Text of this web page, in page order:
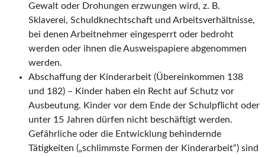
Gewalt oder Drohungen erzwungen wird, z. B.
Sklaverei, Schuldknechtschaft und Arbeitsverhältnisse,
bei denen Arbeitnehmer eingesperrt oder bedroht
werden oder ihnen die Ausweispapiere abgenommen
werden.
Abschaffung der Kinderarbeit (Übereinkommen 138
und 182) – Kinder haben ein Recht auf Schutz vor
Ausbeutung. Kinder vor dem Ende der Schulpflicht oder
unter 15 Jahren dürfen nicht beschäftigt werden.
Gefährliche oder die Entwicklung behindernde
Tätigkeiten („schlimmste Formen der Kinderarbeit“) sind